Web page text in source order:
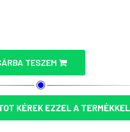
ÜVEGNYITÓ KULCSTARTÓ -
ÜVEGNYITÓ
TESZEM
KÉREK EZZEL A TERMÉKKEL